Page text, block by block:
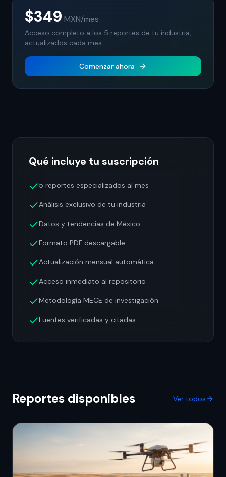
$349 MXN/mes
Acceso completo a los 5 reportes de tu industria,
actualizados cada mes.
Comenzar ahora
Qué incluye tu suscripción
5 reportes especializados al mes
Análisis exclusivo de tu industria
Datos y tendencias de México
Formato PDF descargable
Actualización mensual automática
Acceso inmediato al repositorio
Metodología MECE de investigación
Fuentes verificadas y citadas
Reportes disponibles Ver todos